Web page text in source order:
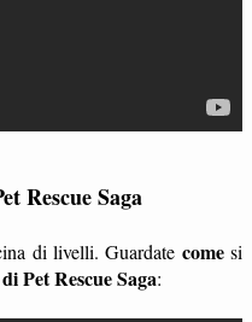
Rescue Saga
di livelli. Guardate comesi
Pet Rescue Saga: